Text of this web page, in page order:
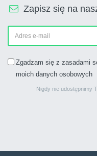
Zapisz się na
Zgadzam się z zasadami
moich danych osobowych
Nigdy nie udostępnimy